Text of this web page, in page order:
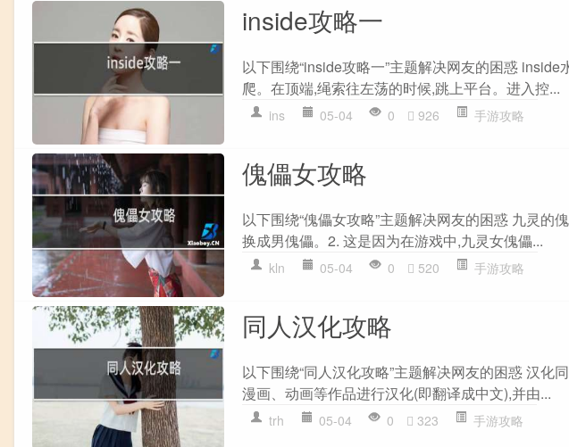
inside攻略一
以下围绕“inside攻略一”主题解决网友的困惑
爬。在顶端,绳索往左荡的时候,跳上平台。进入控...
ins 05-04 0 926 手游攻略
傀儡女攻略
以下围绕“傀儡女攻略”主题解决网友的困惑 九灵的
换成男傀儡。2. 这是因为在游戏中,九灵女傀儡...
kln 05-04 0 520 手游攻略
同人汉化攻略
以下围绕“同人汉化攻略”主题解决网友的困惑 汉化
漫画、动画等作品进行汉化(即翻译成中文),并由...
trh 05-04 0 323 手游攻略